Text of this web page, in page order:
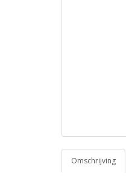
Omschrijving